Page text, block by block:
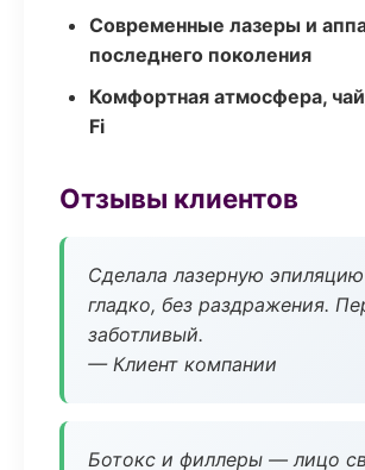
Современные лазеры и
последнего поколения
Комфортная атмосфера,
Fi
Отзывы клиентов
Сделала лазерную
гладко, без раздражения.
заботливый.
— Клиент компании
Ботокс и филлеры — лицо